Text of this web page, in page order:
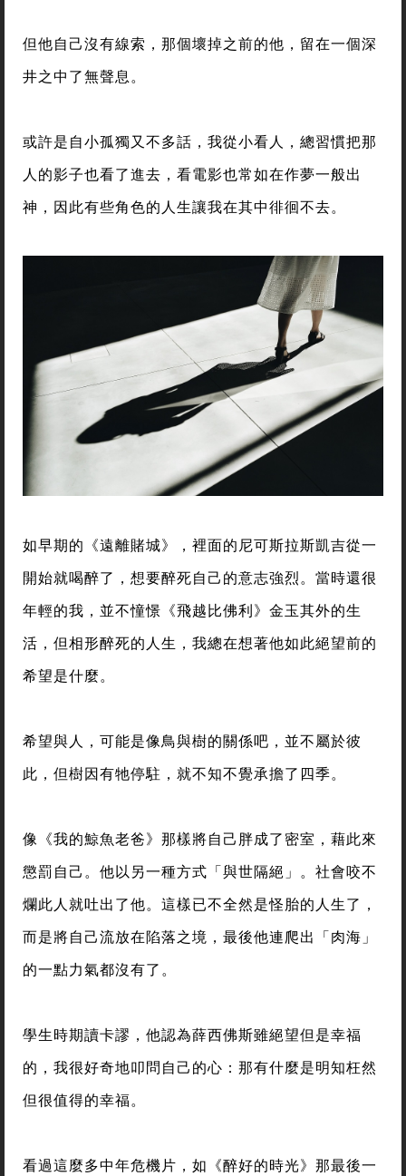
但他自己沒有線索，那個壞掉之前的他，留在一個深
井之中了無聲息。
或許是自小孤獨又不多話，我從小看人，總習慣把那
人的影子也看了進去，看電影也常如在作夢一般出
神，因此有些角色的人生讓我在其中徘徊不去。
如早期的《遠離賭城》，裡面的尼可斯拉斯凱吉從一
開始就喝醉了，想要醉死自己的意志強烈。當時還很
年輕的我，並不憧憬《飛越比佛利》金玉其外的生
活，但相形醉死的人生，我總在想著他如此絕望前的
希望是什麼。
希望與人，可能是像鳥與樹的關係吧，並不屬於彼
此，但樹因有牠停駐，就不知不覺承擔了四季。
像《我的鯨魚老爸》那樣將自己胖成了密室，藉此來
懲罰自己。他以另一種方式「與世隔絕」。社會咬不
爛此人就吐出了他。這樣已不全然是怪胎的人生了，
而是將自己流放在陷落之境，最後他連爬出「肉海」
的一點力氣都沒有了。
學生時期讀卡謬，他認為薛西佛斯雖絕望但是幸福
的，我很好奇地叩問自己的心：那有什麼是明知枉然
但很值得的幸福。
看過這麼多中年危機片，如《醉好的時光》那最後一